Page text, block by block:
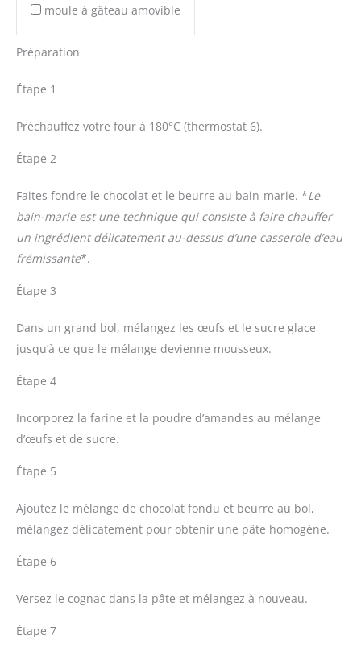
moule à gâteau amovible
Préparation
Étape 1
Préchauffez votre four à 180°C (thermostat 6).
Étape 2
Faites fondre le chocolat et le beurre au bain-marie. *Le
bain-marie est une technique qui consiste à faire chauffer
un ingrédient délicatement au-dessus d’une casserole d’eau
frémissante*.
Étape 3
Dans un grand bol, mélangez les œufs et le sucre glace
jusqu’à ce que le mélange devienne mousseux.
Étape 4
Incorporez la farine et la poudre d’amandes au mélange
d’œufs et de sucre.
Étape 5
Ajoutez le mélange de chocolat fondu et beurre au bol,
mélangez délicatement pour obtenir une pâte homogène.
Étape 6
Versez le cognac dans la pâte et mélangez à nouveau.
Étape 7